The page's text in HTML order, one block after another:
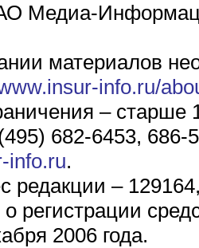
Медиа-
материалов
info.ru/
– старше
682-6453, 686-
info.ru.
редакции –
о регистрации
2006 года.